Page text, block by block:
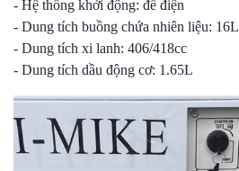
- Hệ thống khởi động: đề điện
- Dung tích buồng chứa nhiên liệu: 16L
- Dung tích xi lanh: 406/418cc
- Dung tích dầu động cơ: 1.65L